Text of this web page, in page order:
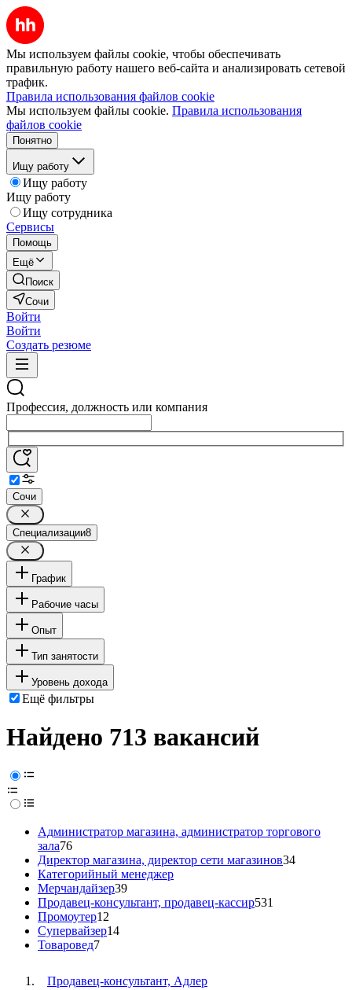
Мы используем файлы cookie, чтобы обеспечивать
правильную работу нашего веб-сайта и анализировать сетевой
трафик.
Правила использования файлов cookie
Мы используем файлы cookie. Правила использования
файлов cookie
Понятно
Ищу работу
Ищу работу
Ищу работу
Ищу сотрудника
Сервисы
Помощь
Ещё
Поиск
Сочи
Войти
Войти
Создать резюме
Профессия, должность или компания
Сочи
Специализации8
График
Рабочие часы
Опыт
Тип занятости
Уровень дохода
Ещё фильтры
Найдено 713 вакансий
Администратор магазина, администратор торгового
зала76
Директор магазина, директор сети магазинов34
Категорийный менеджер
Мерчандайзер39
Продавец-консультант, продавец-кассир531
Промоутер12
Супервайзер14
Товаровед7
Продавец-консультант, Адлер